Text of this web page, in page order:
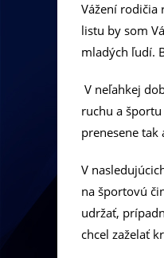
Vážení
listu by som
mladých ľudí.
V neľahkej
ruchu a
prenesene
V
na športovú
udržať,
chcel zaželať